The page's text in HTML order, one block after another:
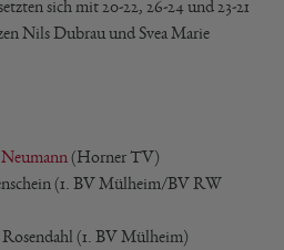
sich mit 20-22, 26-24 und 23-21
Nils Dubrau und Svea Marie
(Horner TV)
(1. BV Mülheim/BV RW
(1. BV Mülheim)